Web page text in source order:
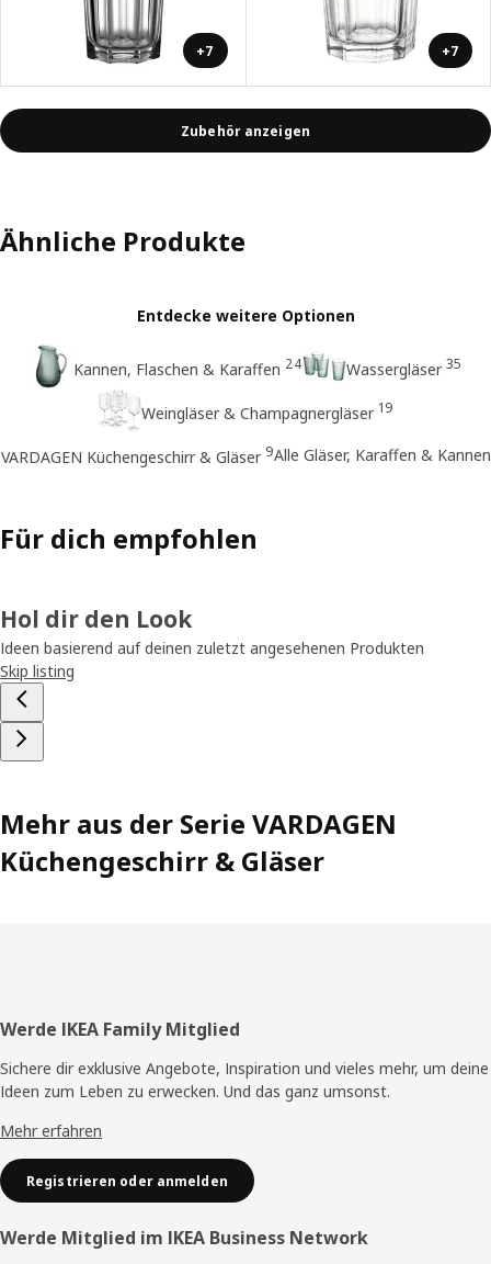
+7 +7
Zubehör anzeigen
Ähnliche Produkte
Entdecke weitere Optionen
Kannen, Flaschen & Karaffen 24 Wassergläser 35
Weingläser & Champagnergläser 19
VARDAGEN Küchengeschirr & Gläser 9Alle Gläser, Karaffen & Kannen
Für dich empfohlen
Hol dir den Look
Ideen basierend auf deinen zuletzt angesehenen Produkten
Skip listing
Mehr aus der Serie VARDAGEN
Küchengeschirr & Gläser
Fusszeile
Werde IKEA Family Mitglied
Sichere dir exklusive Angebote, Inspiration und vieles mehr, um deine
Ideen zum Leben zu erwecken. Und das ganz umsonst.
Mehr erfahren
Registrieren oder anmelden
Werde Mitglied im IKEA Business Network